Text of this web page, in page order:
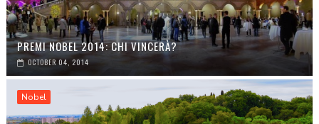
PREMI NOBEL 2014: CHI VINCERÀ?
OCTOBER 04, 2014
Nobel